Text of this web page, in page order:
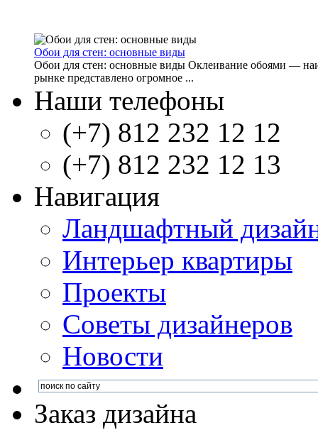
Обои для стен: основные виды
Обои для стен: основные виды Оклеивание обоями —
рынке представлено огромное ...
Наши телефоны
(+7) 812 232 12 12
(+7) 812 232 12 13
Навигация
Ландшафтный
Интерьер квартиры
Проекты
Советы дизайнеров
Новости
Заказ дизайна